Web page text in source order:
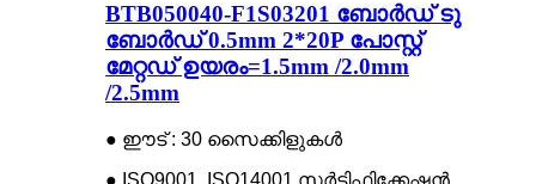
BTB050040-F1S03201 ബോർഡ് ടു
ബോർഡ് 0.5mm 2*20P പോസ്റ്റ്
മേറ്റഡ് ഉയരം=1.5mm /2.0mm
/2.5mm
● ഈട് : 30 സൈക്കിളുകൾ
● ISO9001, ISO14001 സർട്ടിഫിക്കേഷൻ